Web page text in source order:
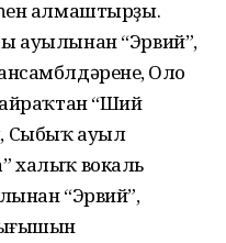
алмаштырҙы.
ауылынан “Эрвий”,
Оло
“Ший
Сыбыҡ ауыл
халыҡ вокаль
“Эрвий”,